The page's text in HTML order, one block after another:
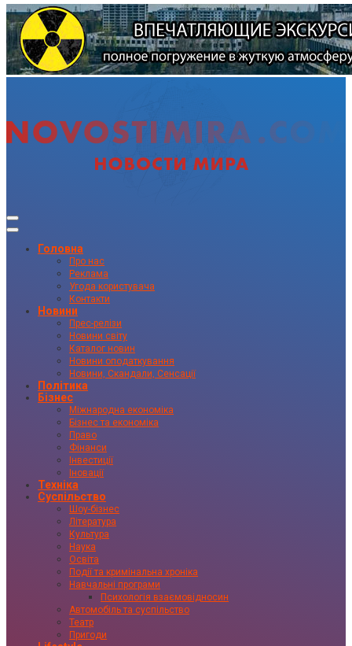
Головна
Про нас
Реклама
Угода користувача
Контакти
Новини
Прес-релізи
Новини світу
Каталог новин
Новини оподаткування
Новини, Скандали, Сенсації
Політика
Бізнес
Міжнародна економіка
Бізнес та економіка
Право
Фінанси
Інвестиції
Іновації
Техніка
Суспільство
Шоу-бізнес
Література
Культура
Наука
Освіта
Події та кримінальна хроніка
Навчальні програми
Психологія взаємовідносин
Автомобіль та суспільство
Театр
Пригоди